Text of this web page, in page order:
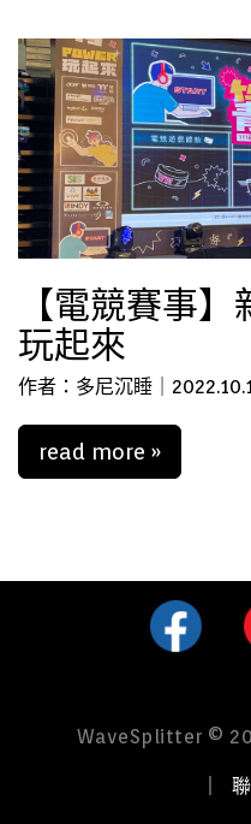
【電競賽事
玩起來
作者：多尼沉睡｜
read more »
WaveSplitter ©